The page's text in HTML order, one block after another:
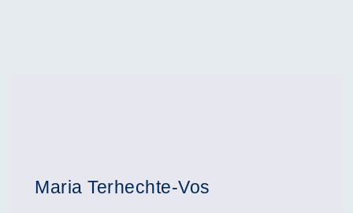
Maria Terhechte-Vos